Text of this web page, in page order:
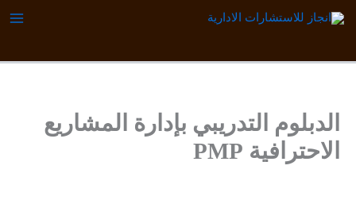
إلى
الدبلوم التدريبي بإدارة المشاريع
الاحترافية PMP